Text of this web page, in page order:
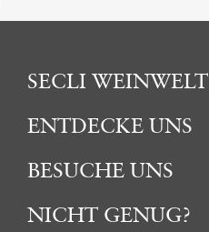
SECLI WEINWELT
ENTDECKE UNS
BESUCHE UNS
NICHT GENUG?